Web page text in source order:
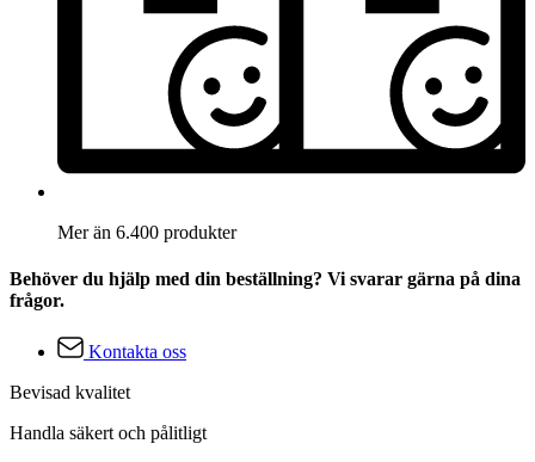
Mer än 6.400 produkter
Behöver du hjälp med din beställning? Vi svarar gärna på dina
frågor.
Kontakta oss
Bevisad kvalitet
Handla säkert och pålitligt